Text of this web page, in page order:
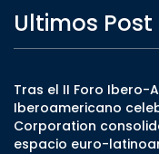
Ultimos Post
Tras el II Foro Ibero-
Iberoamericano
Corporation
espacio euro-